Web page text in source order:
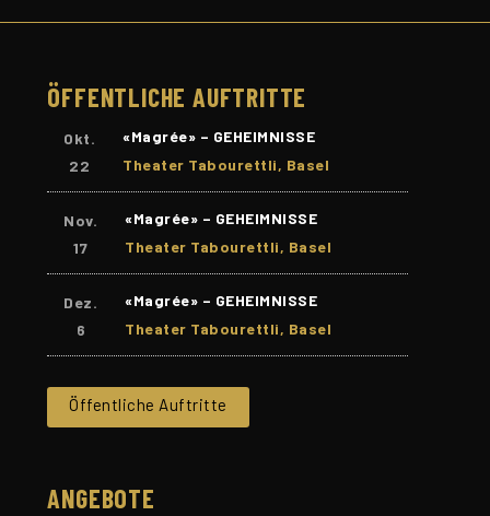
ÖFFENTLICHE AUFTRITTE
Okt.
22
«Magrée» – GEHEIMNISSE
Theater Tabourettli, Basel
Nov.
17
«Magrée» – GEHEIMNISSE
Theater Tabourettli, Basel
Dez.
6
«Magrée» – GEHEIMNISSE
Theater Tabourettli, Basel
Öffentliche Auftritte
ANGEBOTE